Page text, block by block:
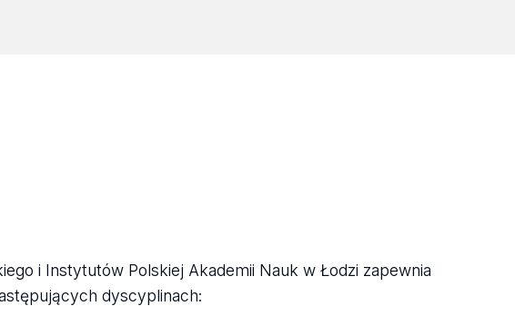
i Instytutów Polskiej Akademii Nauk w Łodzi zapewnia
dyscyplinach: